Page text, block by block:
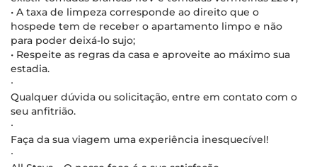
• A taxa de limpeza corresponde ao direito que o
hospede tem de receber o apartamento limpo e não
para poder deixá-lo sujo;
• Respeite as regras da casa e aproveite ao máximo sua
estadia.
∙
Qualquer dúvida ou solicitação, entre em contato com o
seu anfitrião.
∙
Faça da sua viagem uma experiência inesquecível!
∙